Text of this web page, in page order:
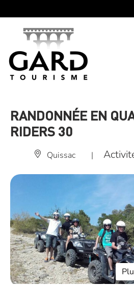
RANDONNÉE EN
RIDERS 30
Quissac |